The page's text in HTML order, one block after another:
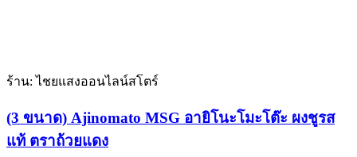
ร้าน: ไชยแสงออนไลน์สโตร์
(3 ขนาด) Ajinomato MSG อายิโนะโมะโต๊ะ ผงชูรส
แท้ ตราถ้วยแดง